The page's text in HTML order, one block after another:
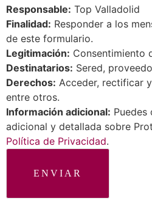
Responsable: Top Valladolid
Finalidad: Responder a los
de este formulario.
Legitimación: Consentimiento
Destinatarios: Sered,
Derechos: Acceder, rectificar
entre otros.
Información adicional:
adicional y detallada sobre
Política de Privacidad.
ENVIAR